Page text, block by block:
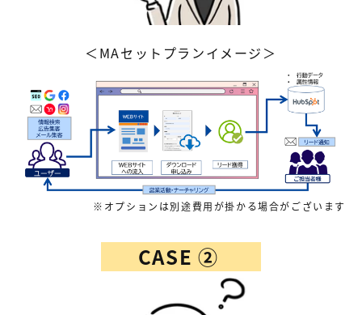
＜MAセットプランイメージ＞
※オプションは別途費用が掛かる場合がございます
CASE ②